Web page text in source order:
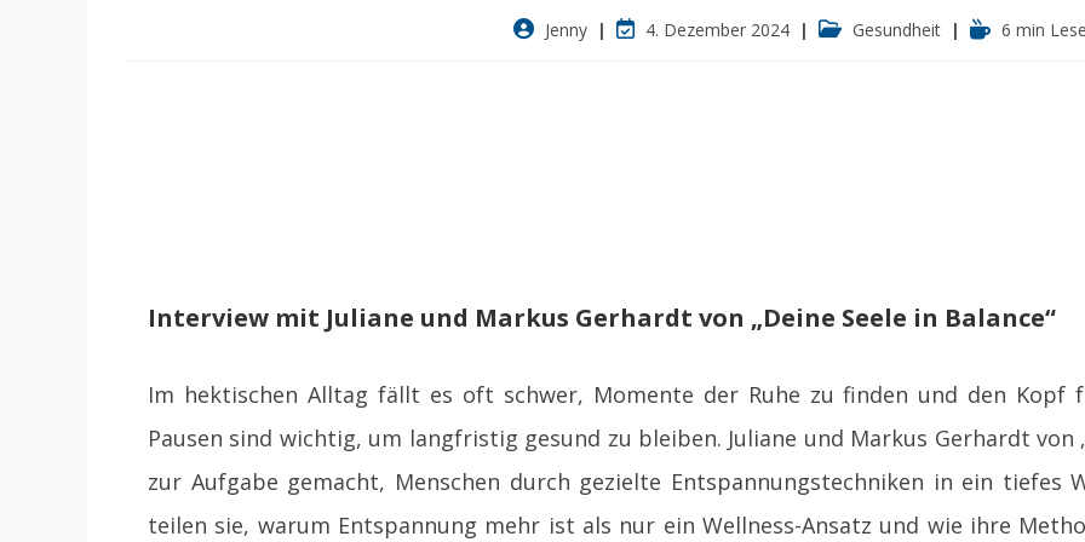
Beitrags-
Jenny
Beitrag4. Dezember 2024
Beitrags-Gesundheit Lesedauer:
6 min
Interview mit Juliane und Markus Gerhardt von „Deine Seele in Balance“
Im hektischen Alltag fällt es oft schwer, Momente der Ruhe zu finden und den Kopf
Pausen sind wichtig, um langfristig gesund zu bleiben. Juliane und Markus Gerhardt von
zur Aufgabe gemacht, Menschen durch gezielte Entspannungstechniken in ein tiefes
teilen sie, warum Entspannung mehr ist als nur ein Wellness-Ansatz und wie ihre